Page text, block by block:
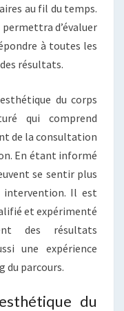
au fil du temps.
d’évaluer
à toutes les
résultats.
du corps
qui comprend
de la consultation
En étant informé
se sentir plus
intervention. Il est
et expérimenté
des résultats
une expérience
du parcours.
du